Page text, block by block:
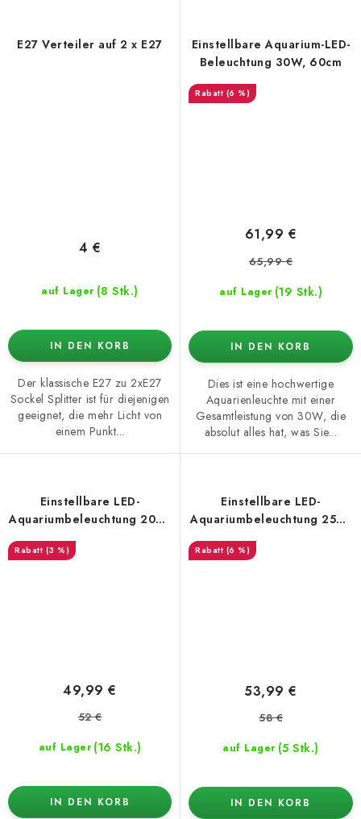
E27 Verteiler auf 2 x E27
auf Lager (8 Stk.)
4 €
IN DEN KORB
Der klassische E27 zu 2xE27
Sockel Splitter ist für diejenigen
geeignet, die mehr Licht von
einem Punkt...
Einstellbare Aquarium-LED-
Beleuchtung 30W, 60cm
(6 %)
auf Lager (19 Stk.)
61,99 €
65,99 €
IN DEN KORB
Dies ist eine hochwertige
Aquarienleuchte mit einer
Gesamtleistung von 30W, die
absolut alles hat, was Sie...
Einstellbare LED-
Aquariumbeleuchtung 20W,
(3 %)
auf Lager (16 Stk.)
49,99 €
52 €
IN DEN KORB
Einstellbare LED-
Aquariumbeleuchtung 25W,
(6 %)
auf Lager (5 Stk.)
53,99 €
58 €
IN DEN KORB